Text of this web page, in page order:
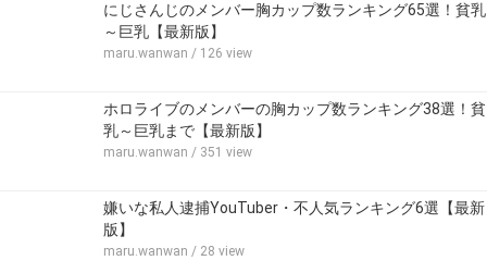
にじさんじのメンバー胸カップ数ランキング65選！貧乳
～巨乳【最新版】
maru.wanwan / 126 view
ホロライブのメンバーの胸カップ数ランキング38選！貧
乳～巨乳まで【最新版】
maru.wanwan / 351 view
嫌いな私人逮捕YouTuber・不人気ランキング6選【最新
版】
maru.wanwan / 28 view